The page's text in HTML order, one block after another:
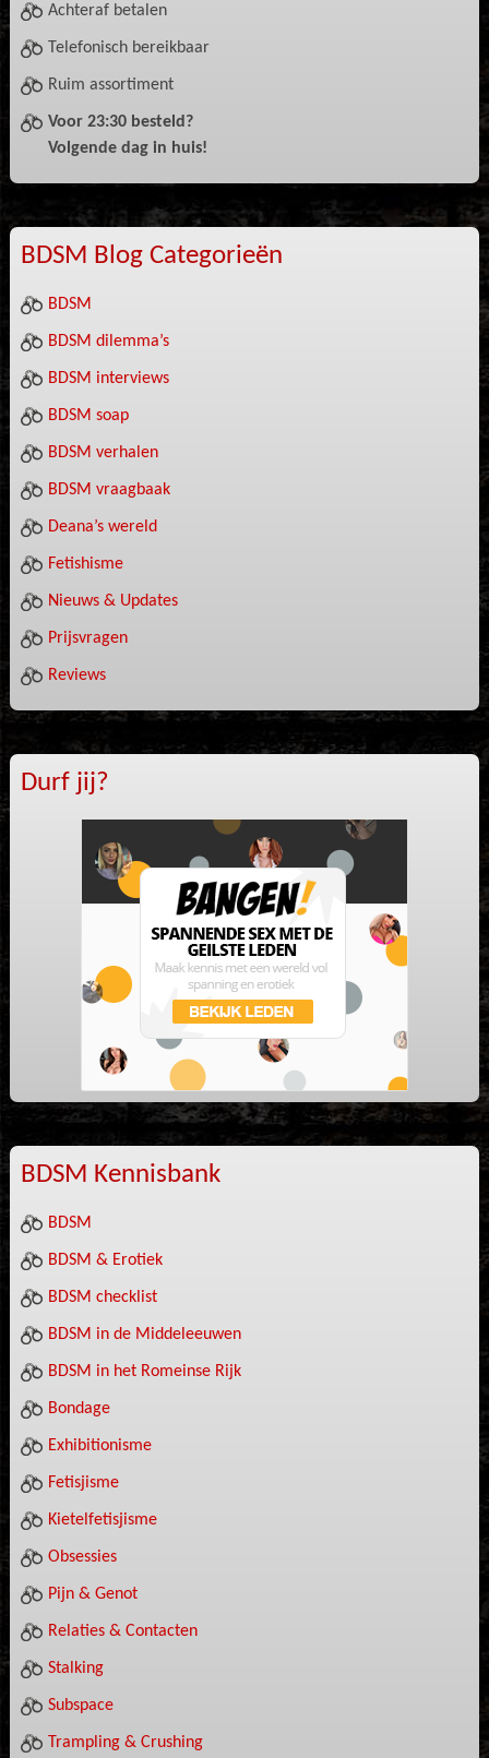
Achteraf betalen
Telefonisch bereikbaar
Ruim assortiment
Voor 23:30 besteld?
Volgende dag in huis!
BDSM Blog Categorieën
BDSM
BDSM dilemma’s
BDSM interviews
BDSM soap
BDSM verhalen
BDSM vraagbaak
Deana’s wereld
Fetishisme
Nieuws & Updates
Prijsvragen
Reviews
Durf jij?
BDSM Kennisbank
BDSM
BDSM & Erotiek
BDSM checklist
BDSM in de Middeleeuwen
BDSM in het Romeinse Rijk
Bondage
Exhibitionisme
Fetisjisme
Kietelfetisjisme
Obsessies
Pijn & Genot
Relaties & Contacten
Stalking
Subspace
Trampling & Crushing